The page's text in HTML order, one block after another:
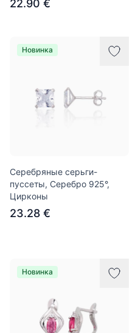
22.90 €
Новинка
Серебряные серьги-
пуссеты, Серебро 925°,
Цирконы
23.28 €
Новинка